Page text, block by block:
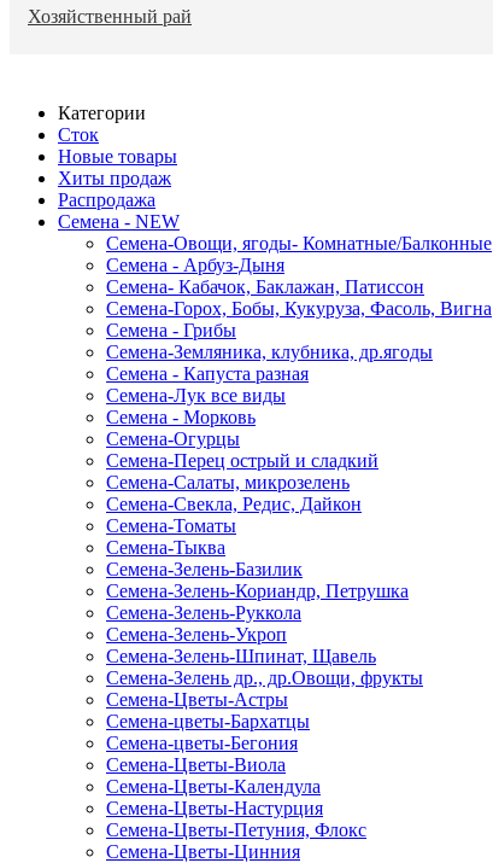
Хозяйственный рай
Категории
Сток
Новые товары
Хиты продаж
Распродажа
Семена - NEW
Семена-Овощи, ягоды- Комнатные/Балконные
Семена - Арбуз-Дыня
Семена- Кабачок, Баклажан, Патиссон
Семена-Горох, Бобы, Кукуруза, Фасоль, Вигна
Семена - Грибы
Семена-Земляника, клубника, др.ягоды
Семена - Капуста разная
Семена-Лук все виды
Семена - Морковь
Семена-Огурцы
Семена-Перец острый и сладкий
Семена-Салаты, микрозелень
Семена-Свекла, Редис, Дайкон
Семена-Томаты
Семена-Тыква
Семена-Зелень-Базилик
Семена-Зелень-Кориандр, Петрушка
Семена-Зелень-Руккола
Семена-Зелень-Укроп
Семена-Зелень-Шпинат, Щавель
Семена-Зелень др., др.Овощи, фрукты
Семена-Цветы-Астры
Семена-цветы-Бархатцы
Семена-цветы-Бегония
Семена-Цветы-Виола
Семена-Цветы-Календула
Семена-Цветы-Настурция
Семена-Цветы-Петуния, Флокс
Семена-Цветы-Цинния